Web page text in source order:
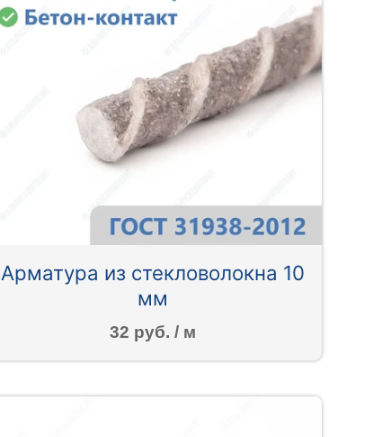
Арматура из стекловолокна 10
мм
32 руб. / м